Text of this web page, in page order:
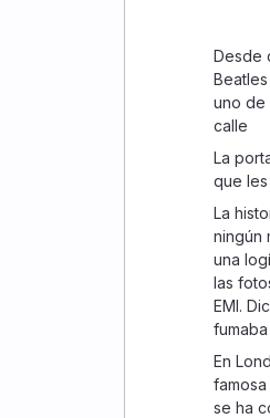
Desde
uno de
calle
La
que
La
ningún
una
las
EMI.
En
se ha